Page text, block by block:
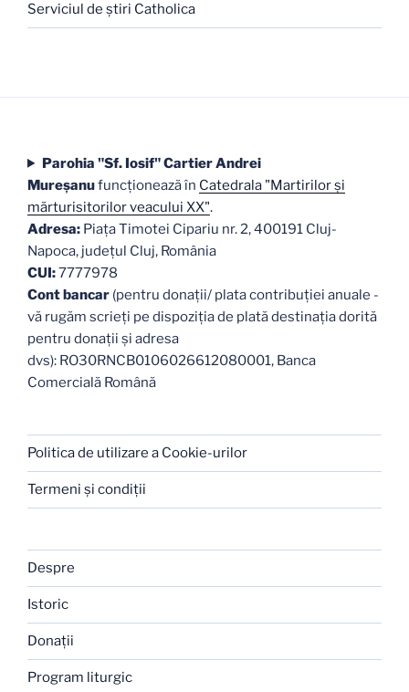
Serviciul de ştiri Catholica
Parohia "Sf. Iosif" Cartier Andrei
Mureşanufuncţionează în Catedrala "Martirilor şi
mărturisitorilor veacului XX".
Adresa: Piaţa Timotei Cipariu nr. 2, 400191 Cluj-
Napoca, judeţul Cluj, România
CUI:7777978
Cont bancar (pentru donații/ plata contribuției anuale -
vă rugăm scrieți pe dispoziția de plată destinația dorită
pentru donații și adresa
dvs): RO30RNCB0106026612080001, Banca
Comercială Română
Politica de utilizare a Cookie-urilor
Termeni şi condiţii
Despre
Istoric
Donaţii
Program liturgic